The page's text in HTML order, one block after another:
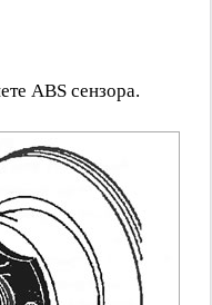
ABS сензора.